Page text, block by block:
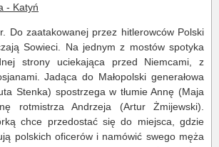
- Katyń
Do zaatakowanej przez hitlerowców Polski
Sowieci. Na jednym z mostów spotyka
strony uciekająca przed Niemcami, z
Jadąca do Małopolski generałowa
Stenka) spostrzega w tłumie Annę (Maja
rotmistrza Andrzeja (Artur Żmijewski).
chce przedostać się do miejsca, gdzie
polskich oficerów i namówić swego męża